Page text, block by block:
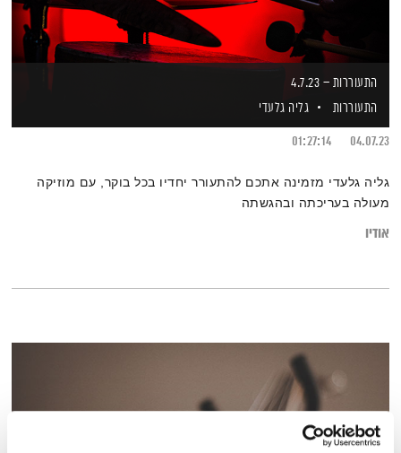
התעוררות – 4.7.23
התעוררות
גליה גלעדי
04.07.23
01:27:14
גליה גלעדי מזמינה אתכם להתעורר יחדיו בכל בוקר, עם מוזיקה
מעולה בעריכתה ובהגשתה
אודיו